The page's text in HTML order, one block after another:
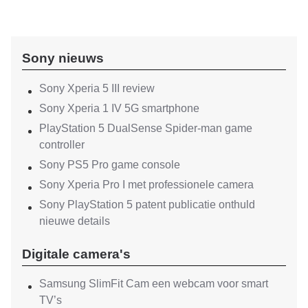
Sony nieuws
Sony Xperia 5 III review
Sony Xperia 1 IV 5G smartphone
PlayStation 5 DualSense Spider-man game
controller
Sony PS5 Pro game console
Sony Xperia Pro I met professionele camera
Sony PlayStation 5 patent publicatie onthuld
nieuwe details
Digitale camera's
Samsung SlimFit Cam een webcam voor smart
TV’s